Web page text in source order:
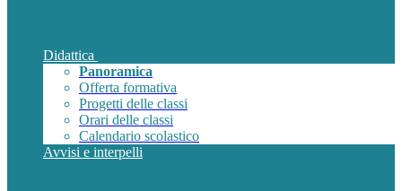
Didattica
Panoramica
Offerta formativa
Progetti delle classi
Orari delle classi
Calendario scolastico
Avvisi e interpelli